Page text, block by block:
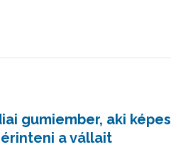
gumiember, aki képes
a vállait